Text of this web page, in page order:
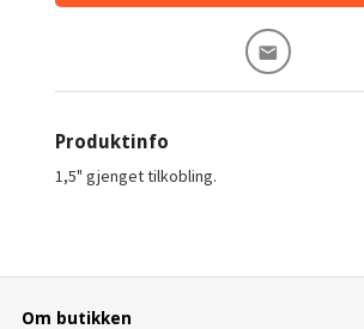
Produktinfo
1,5" gjenget tilkobling.
Om butikken